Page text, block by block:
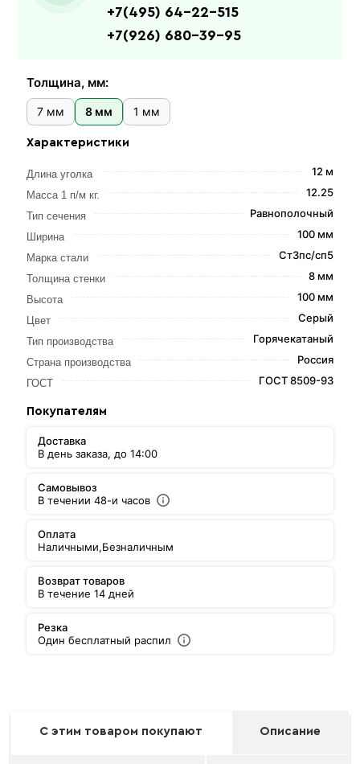
Толщина, мм:
7 мм 8 мм 1 мм
Характеристики
Длина уголка 12 м
Масса 1 п/м кг. 12.25
Тип сечения Равнополочный
Ширина 100 мм
Марка стали Ст3пс/сп5
Толщина стенки 8 мм
Высота 100 мм
Цвет Серый
Тип производства Горячекатаный
Страна производства Россия
ГОСТ ГОСТ 8509-93
Покупателям
Доставка
В день заказа, до 14:00
Самовывоз
В течении 48-и часов
Оплата
Наличными,Безналичным
Возврат товаров
В течение 14 дней
Резка
Один бесплатный распил
+7(495) 64-22-515
+7(926) 680-39-95
С этим товаром покупают Описание